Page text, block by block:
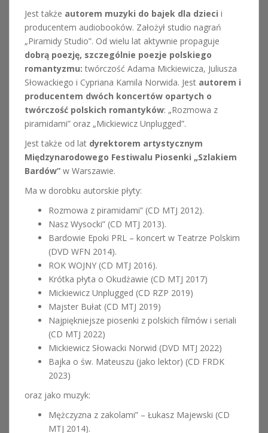
Jest także autorem muzyki do bajek dla dzieci i
producentem audiobooków. Założył studio nagrań
„Piramidy Studio”. Od wielu lat aktywnie propaguje
dobrą poezję, szczególnie poezje polskiego
romantyzmu: twórczość Adama Mickiewicza, Juliusza
Słowackiego i Cypriana Kamila Norwida. Jest autorem i
producentem dwóch koncertów opartych o
twórczość polskich romantyków: „Rozmowa z
piramidami” oraz „Mickiewicz Unplugged”.
Jest także od lat dyrektorem artystycznym
Międzynarodowego Festiwalu Piosenki „Szlakiem
Bardów” w Warszawie.
Ma w dorobku autorskie płyty:
Rozmowa z piramidami” (CD MTJ 2012).
Nasz Wysocki” (CD MTJ 2013).
Bardowie Epoki PRL – koncert w Teatrze Polskim
(DVD WFN 2014).
ROK WOJNY (CD MTJ 2016).
Krótka płyta o Okudżawie (CD MTJ 2017)
Mickiewicz Unplugged (CD RZP 2019)
Majster Bułat (CD MTJ 2019)
Najpiękniejsze piosenki z polskich filmów i seriali
(CD MTJ 2022)
Mickiewicz Słowacki Norwid (DVD MTJ 2022)
Bajka o św. Mateuszu (jako lektor) (CD FRDK
2023)
oraz jako muzyk:
Mężczyzna z zakolami” – Łukasz Majewski (CD
MTJ 2014).